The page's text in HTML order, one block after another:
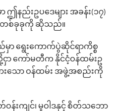
နည်းဥပဒေများ အခန်း(၁၇)
မှုတစ်ခုခုကို ဆိုသည်။
ာ ရွေးကောက်ပွဲဆိုင်ရာကိစ္စ
ကော်မတီက နိုင်ငံ့ဝန်ထမ်းဥ
းသော ဝန်ထမ်း အဖွဲ့အစည်းကို
းကျင်၊ မူဝါဒနှင့် စိတ်သဘော